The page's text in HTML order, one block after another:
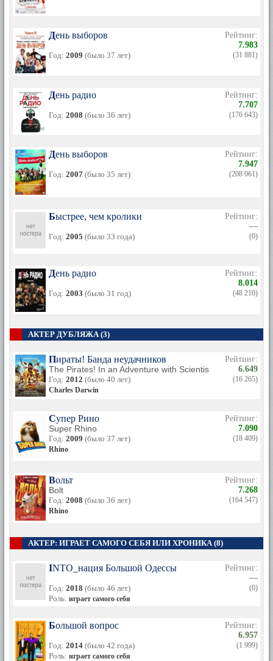
День выборов
Год: 2009 (было 37 лет)
Рейтинг:
7.983
(31 881)
День радио
Год: 2008 (было 36 лет)
Рейтинг:
7.707
(176 643)
День выборов
Год: 2007 (было 35 лет)
Рейтинг:
7.947
(208 061)
Быстрее, чем кролики
Год: 2005 (было 33 года)
Рейтинг:
—
(0)
День радио
Год: 2003 (было 31 год)
Рейтинг:
8.014
(48 210)
АКТЕР ДУБЛЯЖА (3)
Пираты! Банда неудачников
The Pirates! In an Adventure with Scientists!
Год: 2012 (было 40 лет)
Charles Darwin
Рейтинг:
6.649
(16 265)
Супер Рино
Super Rhino
Год: 2009 (было 37 лет)
Rhino
Рейтинг:
7.090
(18 409)
Вольт
Bolt
Год: 2008 (было 36 лет)
Rhino
Рейтинг:
7.268
(164 547)
АКТЕР: ИГРАЕТ САМОГО СЕБЯ ИЛИ ХРОНИКА (8)
INTO_нация Большой Одессы
Год: 2018 (было 46 лет)
Роль: играет самого себя
Рейтинг:
—
(0)
Большой вопрос
Год: 2014 (было 42 года)
Роль: играет самого себя
Рейтинг:
6.957
(1 999)